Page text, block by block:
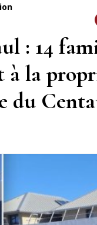
: 14
à la
du